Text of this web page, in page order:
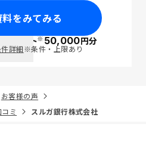
をみてみる
ポイント※50,000円分
詳細※条件・上限あり
お客様の声
ミ
スルガ銀行株式会社